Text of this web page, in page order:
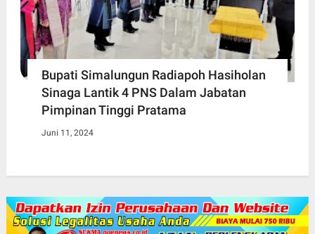
Bupati Simalungun Radiapoh Hasiholan
Sinaga Lantik 4 PNS Dalam Jabatan
Pimpinan Tinggi Pratama
Juni 11, 2024